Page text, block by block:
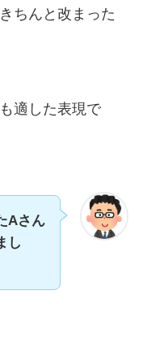
ちんと改まった
適した表現で
Aさん
し